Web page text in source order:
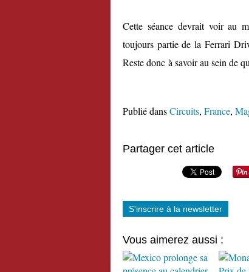
Cette séance devrait voir au
toujours partie de la Ferrari
Reste donc à savoir au sein de
Publié dansCircuits, France,
Partager cet article
S'inscrire à la newsletter
Vous aimerez aussi :